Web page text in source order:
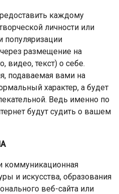
каждому
личности или
популяризации
размещение на
видео, текст) о себе.
подаваемая вами на
характер, а будет
Ведь именно по
будут судить о вашем
коммуникационная
и искусства, образования
веб-сайта или